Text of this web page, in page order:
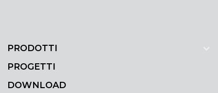
PRODOTTI
PROGETTI
DOWNLOAD